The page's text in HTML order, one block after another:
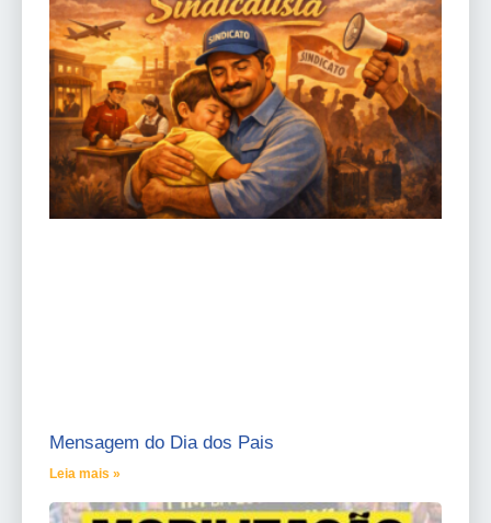
Mensagem do Dia dos Pais
Leia mais »